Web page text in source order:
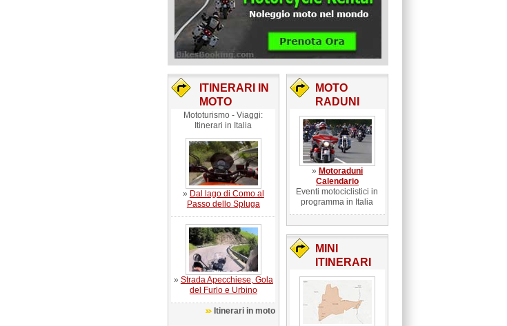
ITINERARI IN
MOTO
Mototurismo - Viaggi:
Itinerari in Italia
» Dal lago di Como al
Passo dello Spluga
» Strada Apecchiese, Gola
del Furlo e Urbino
Itinerari in moto
MOTO
RADUNI
» Motoraduni
Calendario
Eventi motociclistici in
programma in Italia
MINI
ITINERARI